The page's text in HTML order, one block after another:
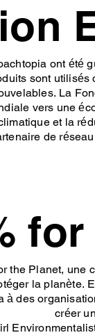
ont été
sont
La
vers une
et la
de
the Planet,
la planète.
des
créer